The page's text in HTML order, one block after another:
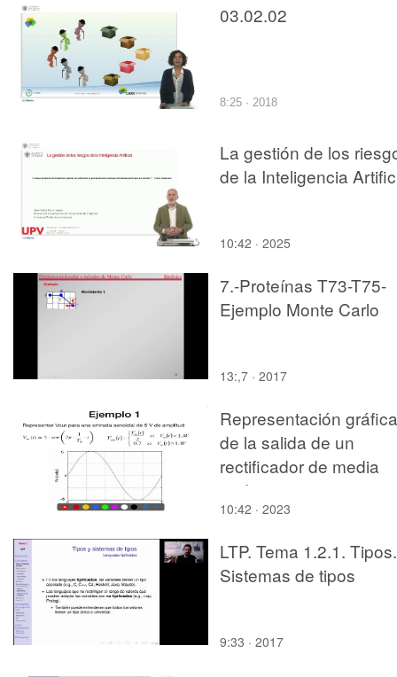
03.02.02
8:25 · 2018
La gestión de los
de la Inteligencia
10:42 · 2025
7.-Proteínas T73-T75-
Ejemplo Monte Carlo
13:,7 · 2017
Representación gráfica
de la salida de un
rectificador de media
onda
10:42 · 2023
LTP. Tema 1.2.1. Tipos.
Sistemas de tipos
9:33 · 2017